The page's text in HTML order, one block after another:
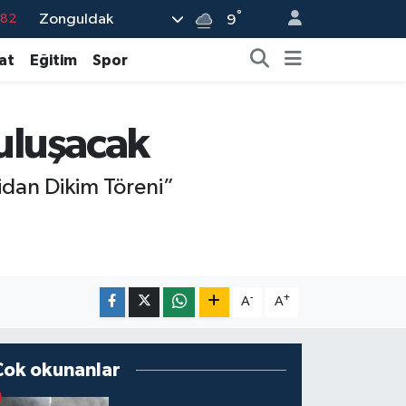
Zonguldak 9°
Eğitim Spor
Dikim Töreni”
A- A+
okunanlar